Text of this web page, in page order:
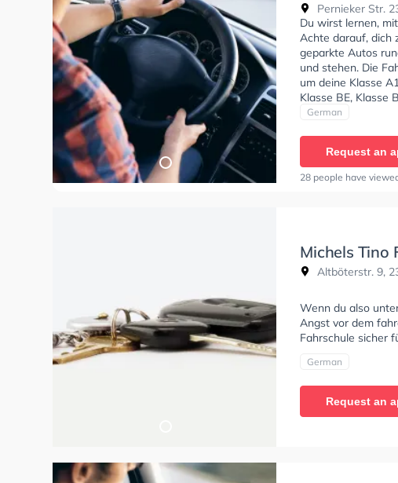
Pernieker Str.
Du wirst lernen,
Achte darauf, dich
geparkte Autos
und stehen. Die
um deine Klasse
Klasse BE, Klasse
C1E, Klasse C,
absolvieren, um
Fahrschule C.
German
Request an
28 people have
Michels Tino
Altböterstr. 9,
Wenn du also
Angst vor dem
Fahrschule sicher
German
Request an